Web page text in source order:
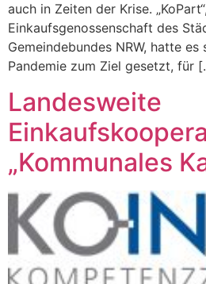
auch in Zeiten der Krise.
Einkaufsgenossenschaft des
Gemeindebundes NRW, hatte
Pandemie zum Ziel gesetzt, für
Landesweite
„Kommunales